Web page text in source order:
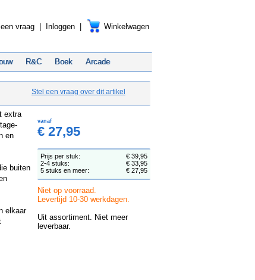
vraag Inloggen Winkelwagen
R&C Boek Arcade
Stel een vraag over dit artikel
extra
en
buiten
elkaar
vanaf
€ 27,95
Prijs per stuk:
€ 39,95
2-4 stuks:
€ 33,95
5 stuks en meer:
€ 27,95
Niet op voorraad.
Levertijd 10-30 werkdagen.
Uit assortiment. Niet meer
leverbaar.